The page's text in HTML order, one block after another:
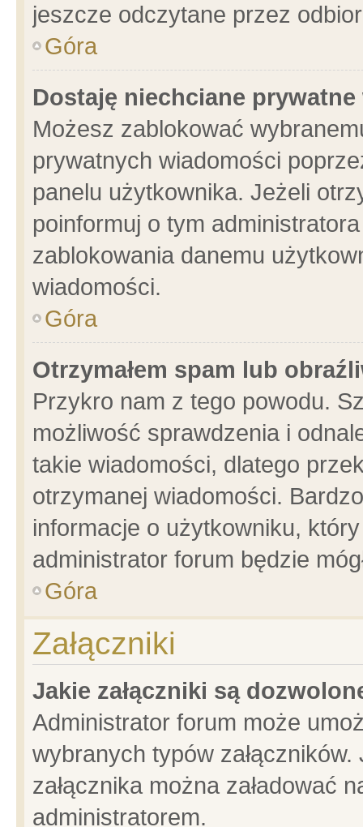
jeszcze odczytane przez
Góra
Dostaję niechciane
Możesz zablokować
prywatnych wiadomości
panelu użytkownika. Jeżeli
poinformuj o tym
zablokowania danemu
wiadomości.
Góra
Otrzymałem spam lub
Przykro nam z tego powodu.
możliwość sprawdzenia i
takie wiadomości, dlatego
otrzymanej wiadomości.
informacje o użytkowniku,
administrator forum będzie
Góra
Załączniki
Jakie załączniki są
Administrator forum może
wybranych typów
załącznika można załadować
administratorem.